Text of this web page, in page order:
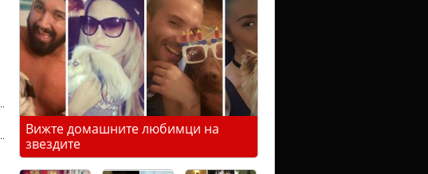
Вижте домашните любимци на
звездите